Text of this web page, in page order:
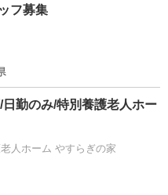
フ募集
日勤のみ/特別養護老人ホー
人ホーム やすらぎの家